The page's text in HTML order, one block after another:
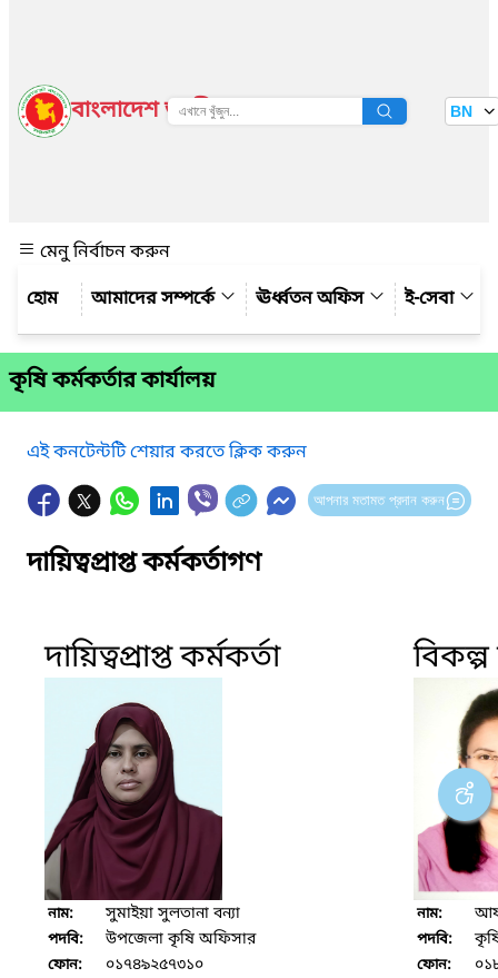
বাংলাদেশ জাতীয় তথ্য বাতায়ন BN
মেনু নির্বাচন করুন
আমাদের সম্পর্কে
ঊর্ধ্বতন অফিস ই-সেবা
কৃষি কর্মকর্তার কার্যালয়
এই কনটেন্টটি শেয়ার করতে ক্লিক করুন
আপনার মতামত প্রদান করুন
দায়িত্বপ্রাপ্ত কর্মকর্তাগণ
দায়িত্বপ্রাপ্ত কর্মকর্তা
নাম: সুমাইয়া সুলতানা বন্যা
পদবি: উপজেলা কৃষি অফিসার
ফোন: ০১৭৪৯২৫৭৩১০
বিকল্প
নাম:
পদবি:
ফোন: